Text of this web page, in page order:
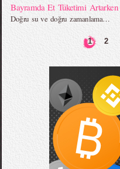
Bayramda Et Tüketimi Artarken
Doğru su ve doğru zamanlama…
1 2